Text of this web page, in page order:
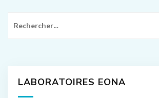
Rechercher :
LABORATOIRES EONA